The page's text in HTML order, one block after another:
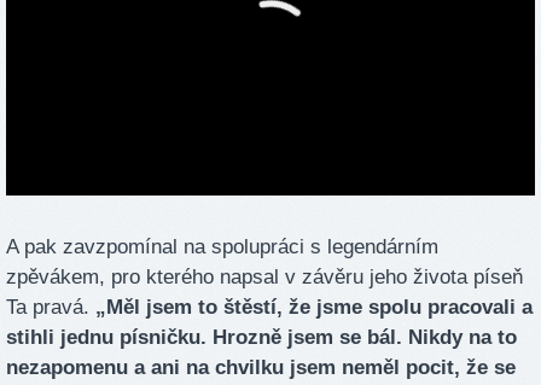
A pak zavzpomínal na spolupráci s legendárním
zpěvákem, pro kterého napsal v závěru jeho života píseň
Ta pravá. „Měl jsem to štěstí, že jsme spolu pracovali a
stihli jednu písničku. Hrozně jsem se bál. Nikdy na to
nezapomenu a ani na chvilku jsem neměl pocit, že se